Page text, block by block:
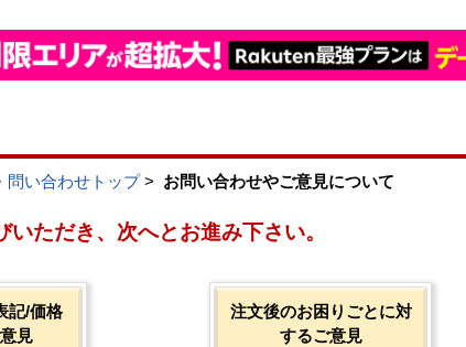
問い合わせトップ> お問い合わせやご意見について
いただき、次へとお進み下さい。
記/価格
見
注文後のお困りごとに対
するご意見